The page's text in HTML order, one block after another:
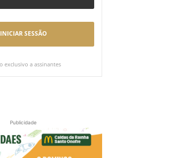
INICIAR SESSÃO
exclusivo a assinantes
Publicidade